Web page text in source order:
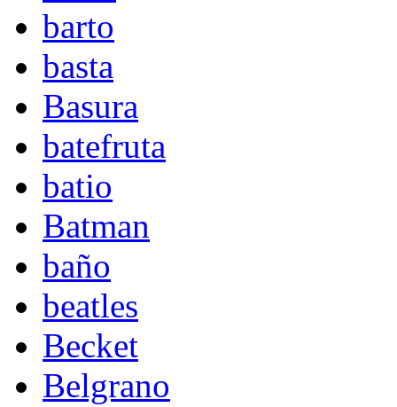
barto
basta
Basura
batefruta
batio
Batman
baño
beatles
Becket
Belgrano